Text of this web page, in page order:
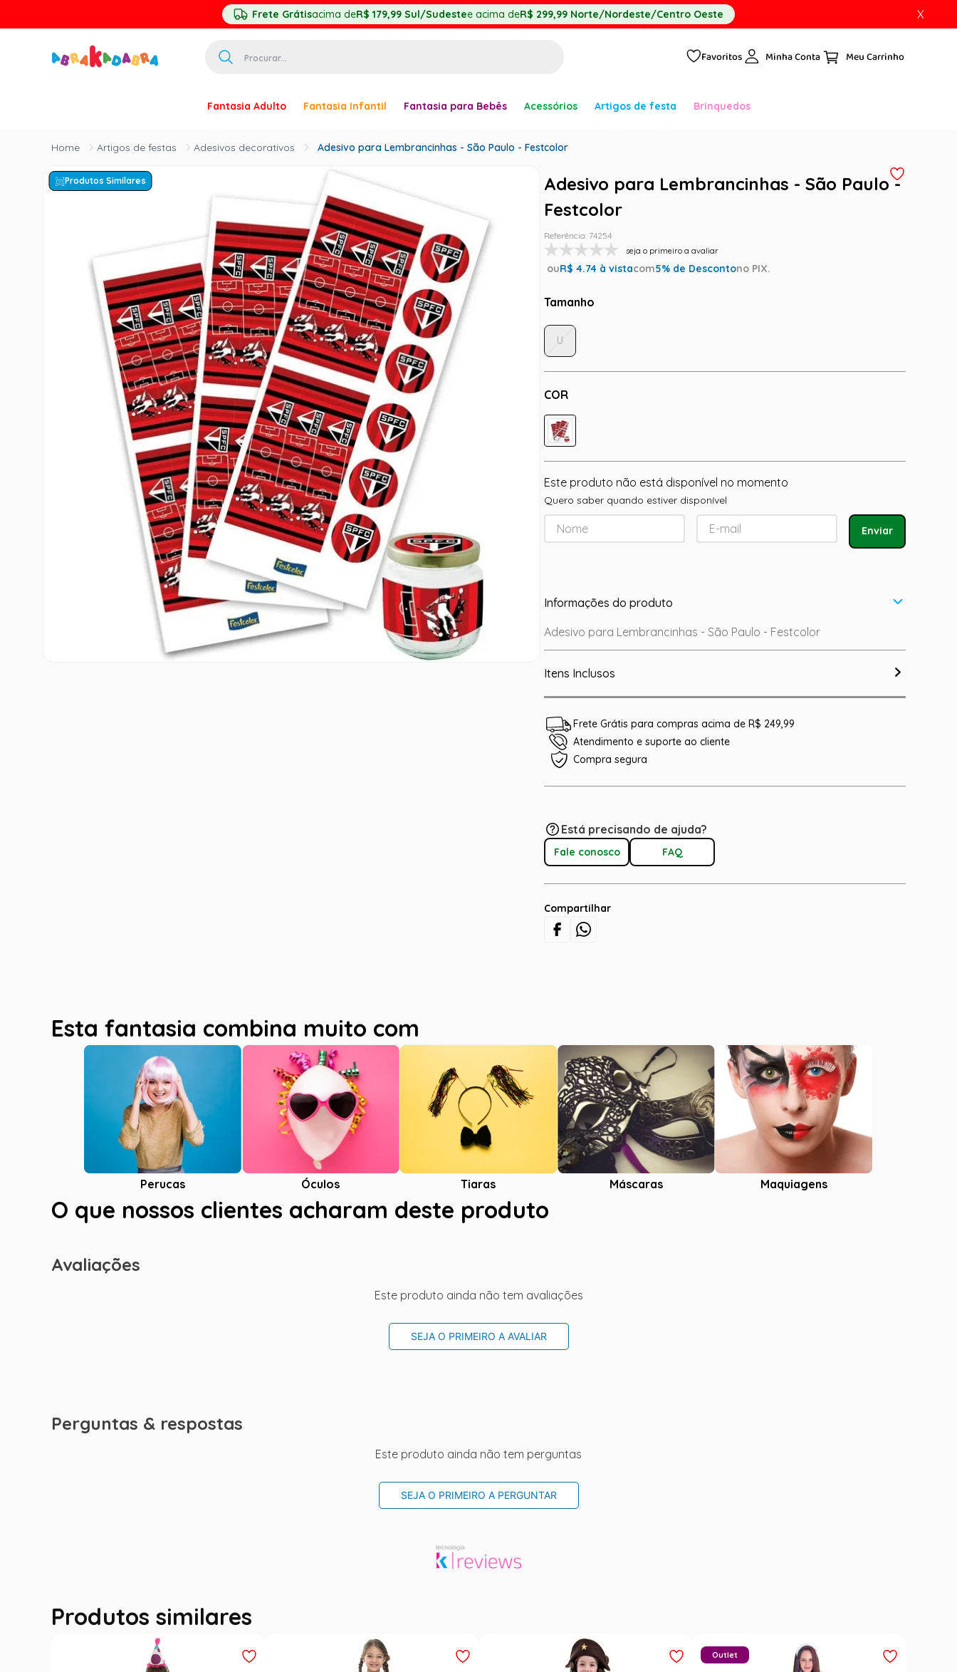
Frete Grátisacima deR$ 179,99 Sul/Sudestee acima deR$ 299,99 Norte/Nordeste/Centro Oeste X
Favoritos Minha Conta
Fantasia Adulto Fantasia Infantil Fantasia para Bebês Acessórios Artigos de festa Brinquedos
Artigos de festas Adesivos decorativos Adesivo para Lembrancinhas - São Paulo - Festcolor
Produtos Similares
Adesivo para Lembrancinhas - São Paulo -
Festcolor
Referência: 74254
seja o primeiro a avaliar
ouR$4.74 à vistacom5% de Descontono PIX.
Tamanho
COR
U
Este produto não está disponível no momento
Quero saber quando estiver disponível
Enviar
Informações do produto
Adesivo para Lembrancinhas - São Paulo - Festcolor
Itens Inclusos
Frete Grátis para compras acima de R$ 249,99
Atendimento e suporte ao cliente
Compra segura
Está precisando de ajuda?
Fale conosco FAQ
Compartilhar
Esta fantasia combina muito com
Perucas Óculos Tiaras Máscaras Maquiagens
O que nossos clientes acharam deste produto
Avaliações
Este produto ainda não tem avaliações
SEJA O PRIMEIRO A AVALIAR
Perguntas & respostas
Este produto ainda não tem perguntas
SEJA O PRIMEIRO A PERGUNTAR
Produtos similares
Outlet
princesa
harry potter
6º
palhaço
7º
kpop
8º
branca neve
9º
toy story
10º rumi